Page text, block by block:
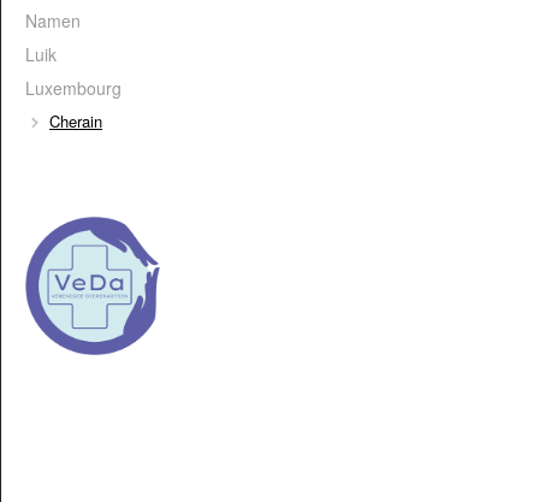
Namen
Luik
Luxembourg
Cherain